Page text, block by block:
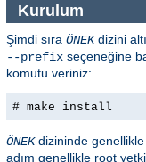
Kurulum
Şimdi sıra ÖNEKdizini
--prefix seçeneğine
komutu veriniz:
# make install
ÖNEKdizininde genellikle
adım genellikle root